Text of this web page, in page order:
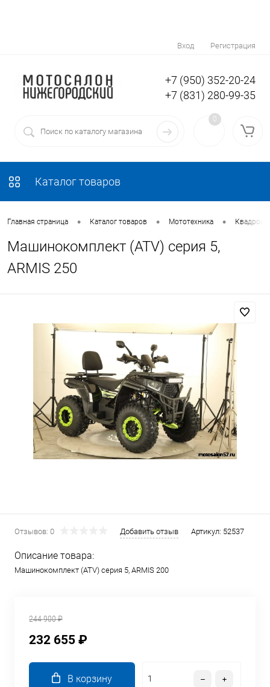
Вход Регистрация
+7 (950) 352-20-24
+7 (831) 280-99-35
0
Каталог товаров
Главная страница • Каталог товаров • Мототехника •
Машинокомплект (ATV) серия 5,
ARMIS 250
Отзывов: 0 Добавить отзыв Артикул: 52537
Описание товара:
Машинокомплект (ATV) серия 5, ARMIS 200
244 900 ₽
232 655 ₽
В корзину